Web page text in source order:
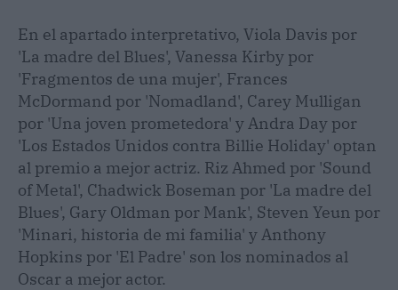
En el apartado interpretativo, Viola Davis por
'La madre del Blues', Vanessa Kirby por
'Fragmentos de una mujer', Frances
McDormand por 'Nomadland', Carey Mulligan
por 'Una joven prometedora' y Andra Day por
'Los Estados Unidos contra Billie Holiday' optan
al premio a mejor actriz. Riz Ahmed por 'Sound
of Metal', Chadwick Boseman por 'La madre del
Blues', Gary Oldman por Mank', Steven Yeun por
'Minari, historia de mi familia' y Anthony
Hopkins por 'El Padre' son los nominados al
Oscar a mejor actor.